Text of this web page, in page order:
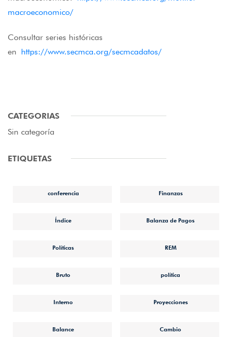
macroeconomico/
Consultar series históricas
en https://www.secmca.org/secmcadatos/
CATEGORIAS
Sin categoría
ETIQUETAS
conferencia Finanzas
Índice Balanza de Pagos
Políticas REM
Bruto política
Interno Proyecciones
Balance Cambio